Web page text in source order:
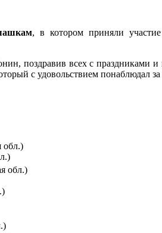
, в котором приняли
поздравив всех с праздниками
с удовольствием понаблюдал
обл.)
обл.)